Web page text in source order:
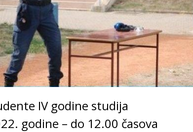
IV godine studija
godine – do 12.00 časova